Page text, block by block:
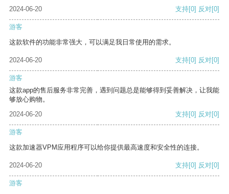
2024-06-20 支持[0] 反对[0]
游客
这款软件的功能非常强大，可以满足我日常使用的需求。
2024-06-20 支持[0] 反对[0]
游客
这款app的售后服务非常完善，遇到问题总是能够得到妥善解决，让我能
够放心购物。
2024-06-20
支持[0] 反对[0]
游客
这款加速器VPM应用程序可以给你提供最高速度和安全性的连接。
2024-06-20 支持[0] 反对[0]
游客